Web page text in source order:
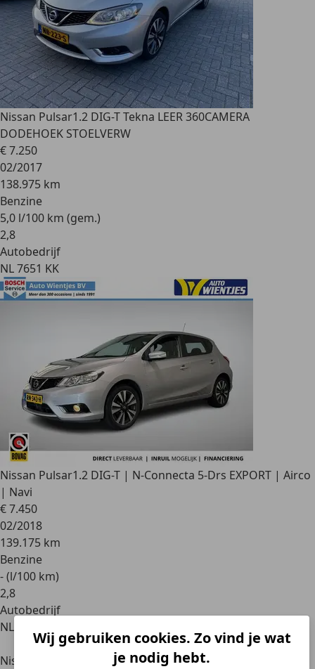
Wij gebruiken cookies. Zo vind je wat
je nodig hebt.
Nissan Pulsar1.2 DIG-T Tekna LEER 360CAMERA
DODEHOEK STOELVERW
€ 7.250
02/2017
138.975 km
Benzine
5,0 l/100 km (gem.)
2,8
Autobedrijf
NL 7651 KK
Nissan Pulsar1.2 DIG-T | N-Connecta 5-Drs EXPORT | Airco
| Navi
€ 7.450
02/2018
139.175 km
Benzine
- (l/100 km)
2,8
Autobedrijf
NL 7325 AM
Nissan Pulsar
1.6 DIG-T GT Volleder, Trekhaak,